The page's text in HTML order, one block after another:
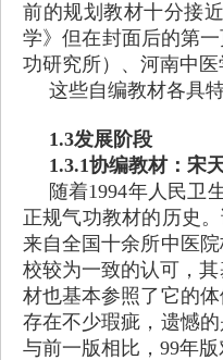
前的规划教材十分接
学》但在封面后的第
功研究所）、河南中
这些自编教材各具
1.3发展阶段
1.3.1协编教材：宋
随着1994年人民卫
正规气功教材的历史
来自全国十余所中医
校较为一致的认可，
材也基本参照了它的
存在不少瑕疵，遗憾
与前一版相比，99年